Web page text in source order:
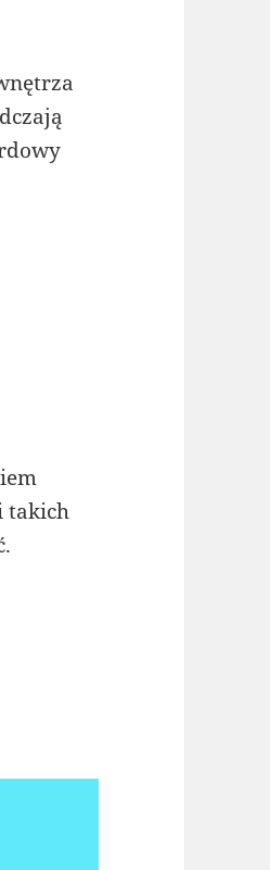
takich